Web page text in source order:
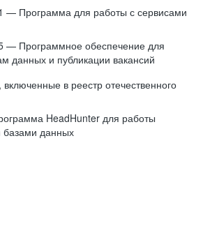
— Программа для работы с сервисами
— Программное обеспечение для
данных и публикации вакансий
в реестр отечественного
HeadHunter для работы
базами данных